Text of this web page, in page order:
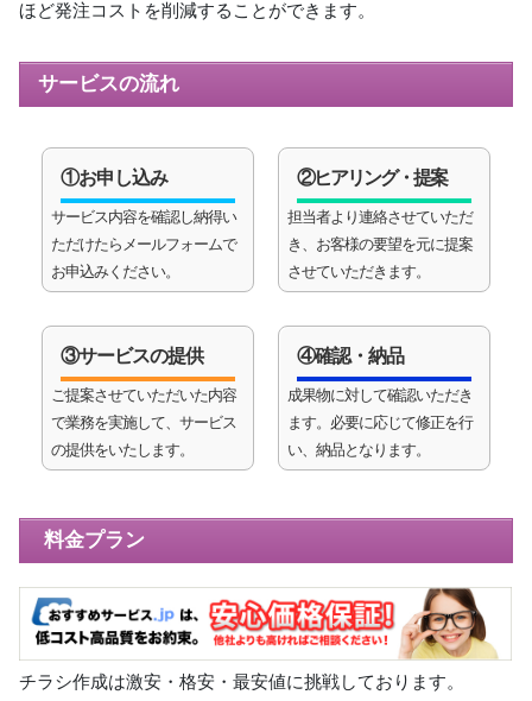
ほど発注コストを削減することができます。
サービスの流れ
①お申し込み
サービス内容を確認し納得い
ただけたらメールフォームで
お申込みください。
②ヒアリング・提案
担当者より連絡させていただ
き、お客様の要望を元に提案
させていただきます。
③サービスの提供
ご提案させていただいた内容
で業務を実施して、サービス
の提供をいたします。
④確認・納品
成果物に対して確認いただき
ます。必要に応じて修正を行
い、納品となります。
料金プラン
チラシ作成は激安・格安・最安値に挑戦しております。